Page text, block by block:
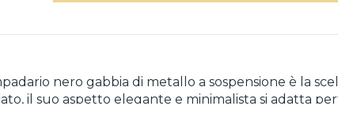
nero gabbia di metallo a sospensione è la
il suo aspetto elegante e minimalista si adatta
struttura a gabbia, la luce si diffonde in modo